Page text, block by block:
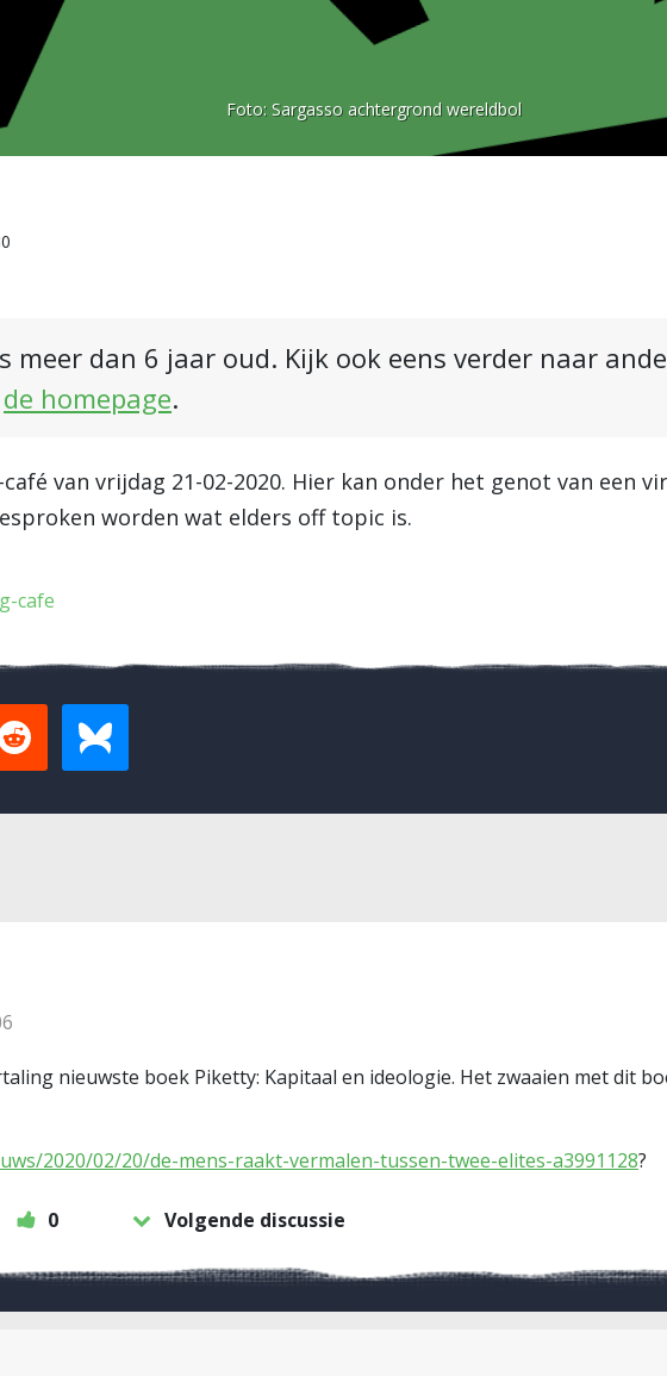
Foto: Sargasso achtergrond wereldbol
meer dan 6 jaar oud. Kijk ook eens verder naar
de homepage.
van vrijdag 21-02-2020. Hier kan onder het genot van een
worden wat elders off topic is.
cafe
nieuwste boek Piketty: Kapitaal en ideologie. Het zwaaien met dit
2020/02/20/de-mens-raakt-vermalen-tussen-twee-elites-a3991128?
0 Volgende discussie